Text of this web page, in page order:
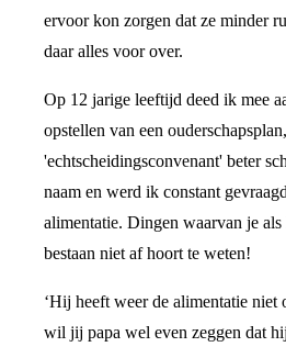
ervoor kon zorgen dat ze minder
daar alles voor over.
Op 12 jarige leeftijd deed ik mee
opstellen van een
'echtscheidingsconvenant' beter
naam en werd ik constant
alimentatie. Dingen waarvan je
bestaan niet af hoort te weten!
‘Hij heeft weer de alimentatie niet
wil jij papa wel even zeggen dat